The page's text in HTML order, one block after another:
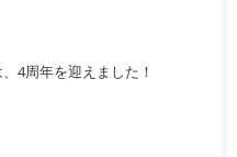
4周年を迎えました！